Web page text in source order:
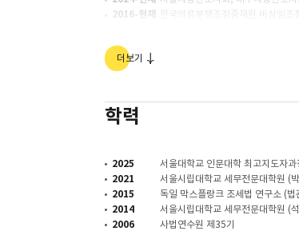
2016-현재
한국의료분쟁조정중재원 비상임조
2019-23
2018-19
2016-18
2013-14
인천지방법원 부천지원 판사 (영장
2011-12
2006-08
수원지방법원 판사
더보기
학력
2025
서울대학교 인문대학 최고지도자
2021
서울시립대학교 세무전문대학원 (
2015
독일 막스플랑크 조세법 연구소 (법
2014
서울시립대학교 세무전문대학원 (
2006
사법연수원 제35기